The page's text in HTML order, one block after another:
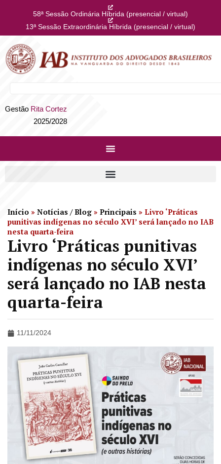
58ª Sessão Ordinária Híbrida (presencial / virtual)
13ª Sessão Extraordinária Híbrida (presencial / virtual)
Gestão Rita Cortez
2025/2028
Início » Notícias / Blog » Principais » Livro ‘Práticas
punitivas indígenas no século XVI’ será lançado no IAB
nesta quarta-feira
Livro ‘Práticas punitivas
indígenas no século XVI’
será lançado no IAB nesta
quarta-feira
11/11/2024